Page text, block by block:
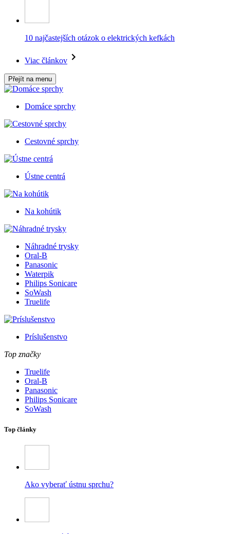
10 najčastejších otázok o elektrických kefkách
Viac článkov
Přejít na menu
Domáce sprchy
Cestovné sprchy
Ústne centrá
Na kohútik
Náhradné trysky
Oral-B
Panasonic
Waterpik
Philips Sonicare
SoWash
Truelife
Príslušenstvo
Top značky
Truelife
Oral-B
Panasonic
Philips Sonicare
SoWash
Top články
Ako vyberať ústnu sprchu?